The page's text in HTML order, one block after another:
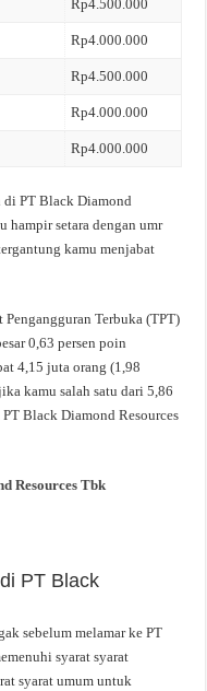
Rp4.500.000
Rp4.000.000
Rp4.500.000
Rp4.000.000
Rp4.000.000
PT Black Diamond
hampir setara dengan umr
kamu menjabat
Terbuka (TPT)
0,63 persen poin
4,15 juta orang (1,98
kamu salah satu dari 5,86
Black Diamond Resources
Resources Tbk
PT Black
sebelum melamar ke PT
syarat syarat
syarat umum untuk